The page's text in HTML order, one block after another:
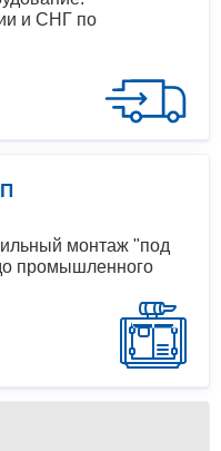
и СНГ по
монтаж "под
промышленного